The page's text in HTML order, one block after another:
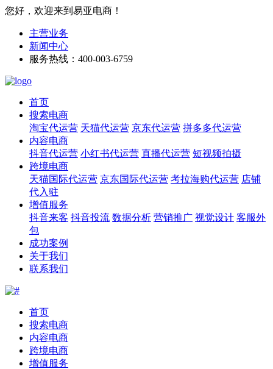
您好，欢迎来到易亚电商！
主营业务
新闻中心
服务热线：400-003-6759
首页
搜索电商
淘宝代运营 天猫代运营 京东代运营 拼多多代运营
内容电商
抖音代运营 小红书代运营 直播代运营 短视频拍摄
跨境电商
天猫国际代运营 京东国际代运营 考拉海购代运营 店铺
代入驻
增值服务
抖音来客 抖音投流 数据分析 营销推广 视觉设计 客服外
包
成功案例
关于我们
联系我们
首页
搜索电商
内容电商
跨境电商
增值服务